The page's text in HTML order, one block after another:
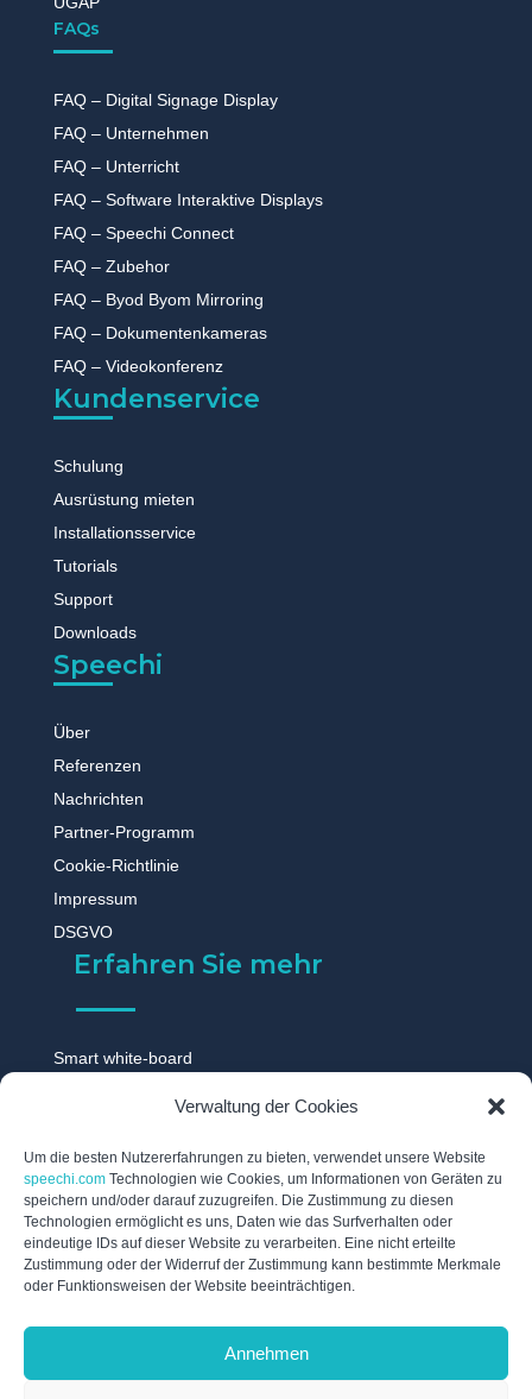
Verwaltung der Cookies
Um die besten Nutzererfahrungen zu bieten, verwendet unsere Website
speechi.com Technologien wie Cookies, um Informationen von Geräten zu
speichern und/oder darauf zuzugreifen. Die Zustimmung zu diesen
Technologien ermöglicht es uns, Daten wie das Surfverhalten oder
eindeutige IDs auf dieser Website zu verarbeiten. Eine nicht erteilte
Zustimmung oder der Widerruf der Zustimmung kann bestimmte Merkmale
oder Funktionsweisen der Website beeinträchtigen.
Annehmen
FAQs
FAQ – Digital Signage Display
FAQ – Unternehmen
FAQ – Unterricht
FAQ – Software Interaktive Displays
FAQ – Speechi Connect
FAQ – Zubehor
FAQ – Byod Byom Mirroring
FAQ – Dokumentenkameras
FAQ – Videokonferenz
Kundenservice
Schulung
Ausrüstung mieten
Installationsservice
Tutorials
Support
Downloads
Speechi
Über
Referenzen
Nachrichten
Partner-Programm
Cookie-Richtlinie
Impressum
DSGVO
Erfahren Sie mehr
Smart white-board
Digitales whiteboard
Touch display
Digitale schwarzes brett
Interaktive tafel
Interaktives whiteboard
Elektronische tafel